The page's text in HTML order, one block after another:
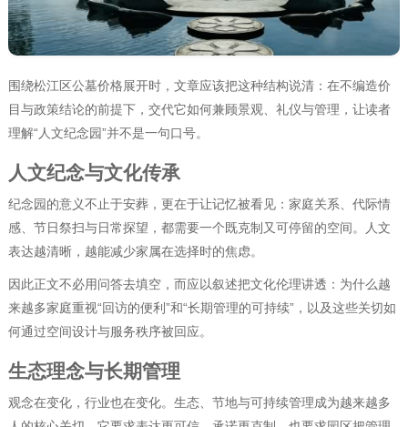
围绕松江区公墓价格展开时，文章应该把这种结构说清：在不编造价
目与政策结论的前提下，交代它如何兼顾景观、礼仪与管理，让读者
理解“人文纪念园”并不是一句口号。
人文纪念与文化传承
纪念园的意义不止于安葬，更在于让记忆被看见：家庭关系、代际情
感、节日祭扫与日常探望，都需要一个既克制又可停留的空间。人文
表达越清晰，越能减少家属在选择时的焦虑。
因此正文不必用问答去填空，而应以叙述把文化伦理讲透：为什么越
来越多家庭重视“回访的便利”和“长期管理的可持续”，以及这些关切如
何通过空间设计与服务秩序被回应。
生态理念与长期管理
观念在变化，行业也在变化。生态、节地与可持续管理成为越来越多